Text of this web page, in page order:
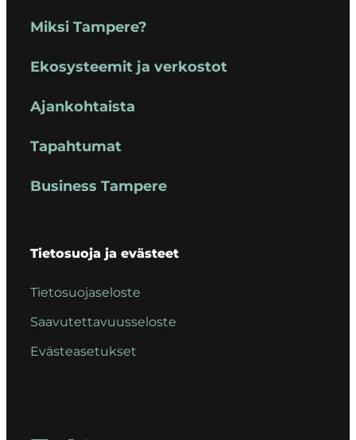
Miksi Tampere?
Ekosysteemit ja verkostot
Ajankohtaista
Tapahtumat
Business Tampere
Tietosuoja ja evästeet
Tietosuojaseloste
Saavutettavuusseloste
Evästeasetukset